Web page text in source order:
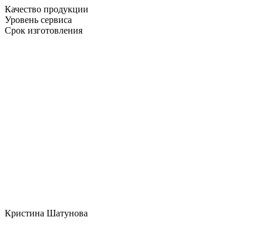
Качество продукции
Уровень сервиса
Срок изготовления
Кристина Шатунова